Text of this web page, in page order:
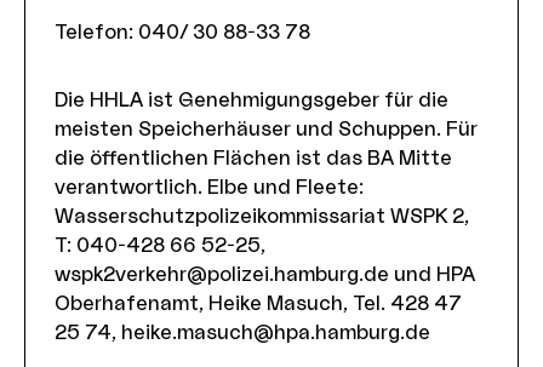
Telefon: 040/ 30 88-33 78
Die HHLA ist Genehmigungsgeber für die
meisten Speicherhäuser und Schuppen. Für
die öffentlichen Flächen ist das BA Mitte
verantwortlich. Elbe und Fleete:
Wasserschutzpolizeikommissariat WSPK 2,
T: 040-428 66 52-25,
wspk2verkehr@polizei.hamburg.de und HPA
Oberhafenamt, Heike Masuch, Tel. 428 47
25 74, heike.masuch@hpa.hamburg.de